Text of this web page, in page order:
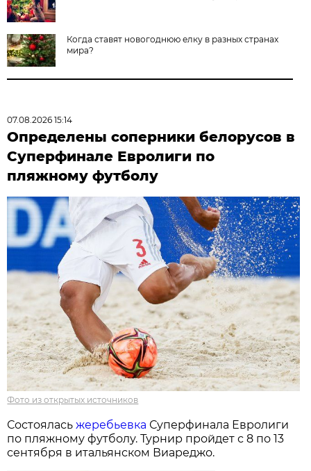
Когда ставят новогоднюю елку в разных странах
мира?
07.08.2026 15:14
Определены соперники белорусов в
Суперфинале Евролиги по
пляжному футболу
Фото из открытых источников
Состояласьжеребьевка Суперфинала Евролиги
по пляжному футболу. Турнир пройдет с 8 по 13
сентября в итальянском Виареджо.